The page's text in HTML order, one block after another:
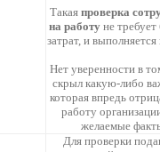
Такаяпроверка
на работуне
затрат, и
Нет уверенности в
скрыл какую-либо
которая впредь
работу
желаемые
Для проверки